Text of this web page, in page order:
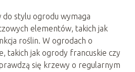
stylu ogrodu wymaga
elementów, takich jak
roślin. W ogrodach o
takich jak ogrody francuskie czy
się krzewy o regularnym